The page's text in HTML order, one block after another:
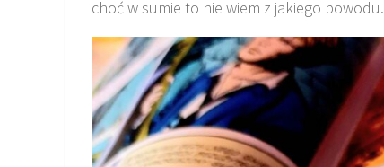
choć w sumie to nie wiem z jakiego powodu.